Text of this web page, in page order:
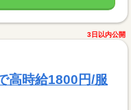
3日以内公開
高時給1800円/服